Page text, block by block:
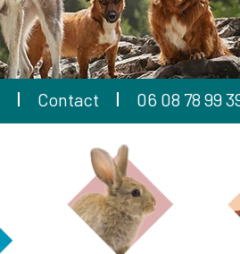
Contact 06 08 78 99